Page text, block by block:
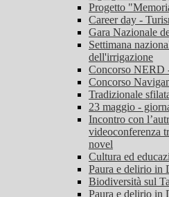
Progetto
Career day -
Gara Nazionale
Settimana
dell'irrigazione
Concorso NERD
Concorso
Tradizionale
23 maggio -
Incontro con
videoconferenza
novel
Cultura ed
Paura e delirio in
Biodiversità sul
Paura e delirio in